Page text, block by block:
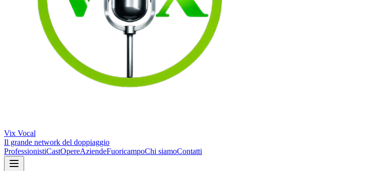
Vix Vocal
Il grande network del doppiaggio
ProfessionistiCastOpereAziendeFuoricampoChi siamoContatti